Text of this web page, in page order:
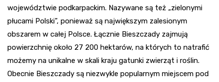
województwie podkarpackim. Nazywane są też „zielonymi
płucami Polski”, ponieważ są największym zalesionym
obszarem w całej Polsce. Łącznie Bieszczady zajmują
powierzchnię około 27 200 hektarów, na których to natrafić
możemy na unikalne w skali kraju gatunki zwierząt i roślin.
Obecnie Bieszczady są niezwykle popularnym miejscem pod